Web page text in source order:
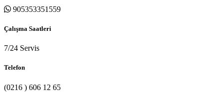
905353351559
Çalışma Saatleri
7/24 Servis
Telefon
(0216 ) 606 12 65